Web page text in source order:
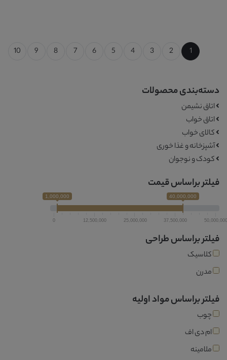
دسته‌بندی محصولات
اتاق نشیمن
اتاق خواب
کالای خواب
آشپزخانه و غذا خوری
کودک و نوجوان
فیلتر براساس قیمت
1,000,000 40,000,000
0 12,500,000 25,000,000 37,500,000 50,000,000
فیلتر براساس طراحی
کلاسیک
مدرن
فیلتر براساس مواد اولیه
چوب
ام دی اف
ملامینه
1
2
3
4
5
6
7
8
9
10